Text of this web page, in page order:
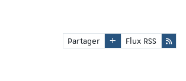
Partager Flux RSS